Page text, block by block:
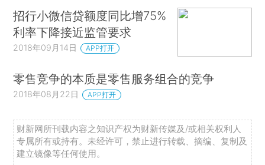
招行小微信贷额度同比增75%
利率下降接近监管要求
2018年09月14日 APP打开
零售竞争的本质是零售服务组合的竞争
2018年08月22日 APP打开
财新网所刊载内容之知识产权为财新传媒及/或相关权利人
专属所有或持有。未经许可，禁止进行转载、摘编、复制及
建立镜像等任何使用。